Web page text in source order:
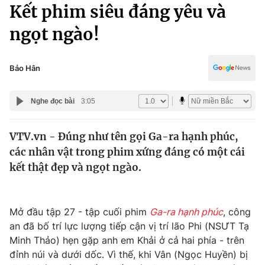
Chính trị
Xã hội
Pháp luật
Y tế
Thế giới
Tin tức
Câu chuyện quốc tế
Kinh tế
Thị trường
Góc doanh nghiệp
Dữ liệu và đời sống
Truyền hình
Truyền hình
Văn hóa - Giải trí
Kết phim siêu đáng yêu và
ngọt ngào!
Bảo Hân
Nghe đọc bài 3:05
VTV.vn - Đúng như tên gọi Ga-ra hạnh phúc,
các nhân vật trong phim xứng đáng có một cái
kết thật đẹp và ngọt ngào.
Mở đầu tập 27 - tập cuối phim Ga-ra hạnh phúc, công
an đã bố trí lực lượng tiếp cận vị trí lão Phi (NSƯT Tạ
Minh Thảo) hẹn gặp anh em Khải ở cả hai phía - trên
đỉnh núi và dưới dốc. Vì thế, khi Vân (Ngọc Huyền) bị